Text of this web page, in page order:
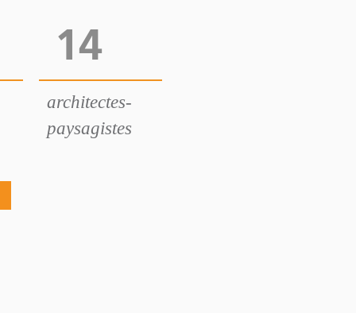
14
architectes-
paysagistes